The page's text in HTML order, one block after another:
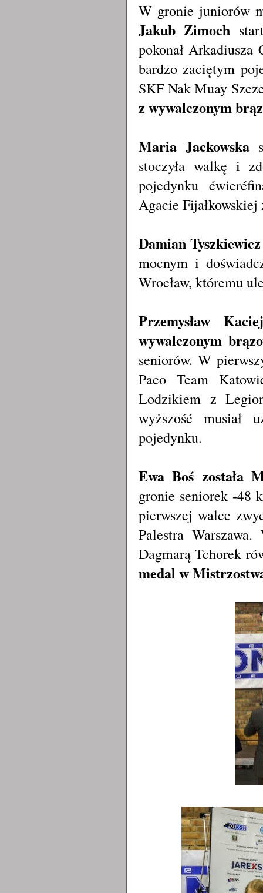
W gronie juniorów
Jakub Zimoch
pokonał
bardzo zaciętym
SKF Nak Muay
z wywalczonym
Maria Jackowska
stoczyła walkę i
pojedynku
Agacie
Damian
mocnym i
Wrocław, któremu
Przemysław
wywalczonym
seniorów. W
Paco Team
Lodzikiem z
wyższość musiał
pojedynku.
Ewa Boś została
gronie seniorek -48
pierwszej walce
Palestra
Dagmarą Tchorek
medal w